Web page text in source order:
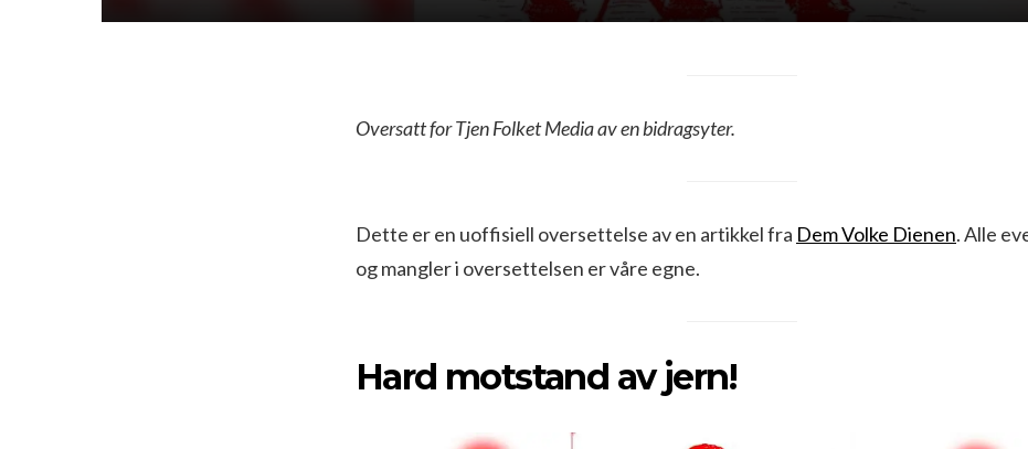
Oversatt for Tjen Folket Media av en bidragsyter.
Dette er en uoffisiell oversettelse av en artikkel fra Dem Volke Dienen. Alle
og mangler i oversettelsen er våre egne.
Hard motstand av jern!